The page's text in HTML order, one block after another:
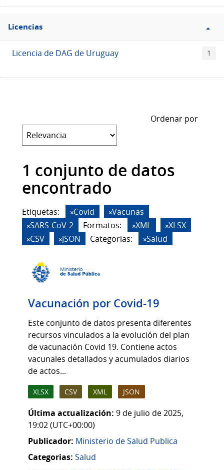
Filtro
Licencias
Licencias
Licencia de DAG de Uruguay 1
Ordenar por
1 conjunto de datos
encontrado
Etiquetas: Covid
Vacunas
SARS-CoV-2
Formatos: XML
XLSX
CSV
JSON Categorias: Salud
Vacunación por Covid-19
Este conjunto de datos presenta diferentes
recursos vinculados a la evolución del plan
de vacunación Covid 19. Contiene actos
vacunales detallados y acumulados diarios
de actos...
XLSX CSV XML JSON
Última actualización: 9 de julio de 2025,
19:02 (UTC+00:00)
Publicador: Ministerio de Salud Publica
Categorias: Salud